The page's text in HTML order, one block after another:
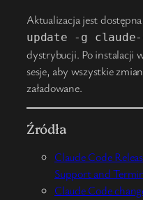
Aktualizacja jest
update -g claude-
dystrybucji. Po instalacji
sesje, aby wszystkie
załadowane.
Źródła
Claude Code
Support and
Claude Code